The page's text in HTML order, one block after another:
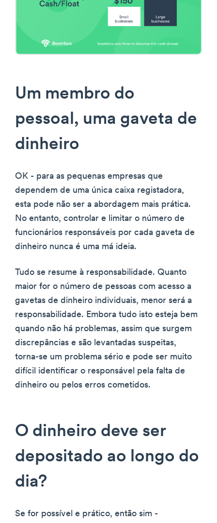
Um membro do
pessoal, uma gaveta de
dinheiro
OK - para as pequenas empresas que
dependem de uma única caixa registadora,
esta pode não ser a abordagem mais prática.
No entanto, controlar e limitar o número de
funcionários responsáveis por cada gaveta de
dinheiro nunca é uma má ideia.
Tudo se resume à responsabilidade. Quanto
maior for o número de pessoas com acesso a
gavetas de dinheiro individuais, menor será a
responsabilidade. Embora tudo isto esteja bem
quando não há problemas, assim que surgem
discrepâncias e são levantadas suspeitas,
torna-se um problema sério e pode ser muito
difícil identificar o responsável pela falta de
dinheiro ou pelos erros cometidos.
O dinheiro deve ser
depositado ao longo do
dia?
Se for possível e prático, então sim -